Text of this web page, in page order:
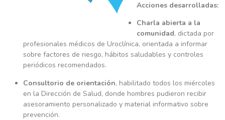
Acciones desarrolladas:
Charla abierta a la
comunidad, dictada por
profesionales médicos de Uroclínica, orientada a informar
sobre factores de riesgo, hábitos saludables y controles
periódicos recomendados.
Consultorio de orientación, habilitado todos los miércoles
en la Dirección de Salud, donde hombres pudieron recibir
asesoramiento personalizado y material informativo sobre
prevención.